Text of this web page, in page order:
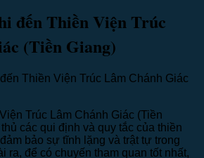
đến Thiền Viện Trúc
(Tiền Giang)
Trúc Lâm Chánh Giác (Tiền
các qui định và quy tắc của thiền
bảo sự tĩnh lặng và trật tự trong
ra, để có chuyến tham quan tốt nhất,